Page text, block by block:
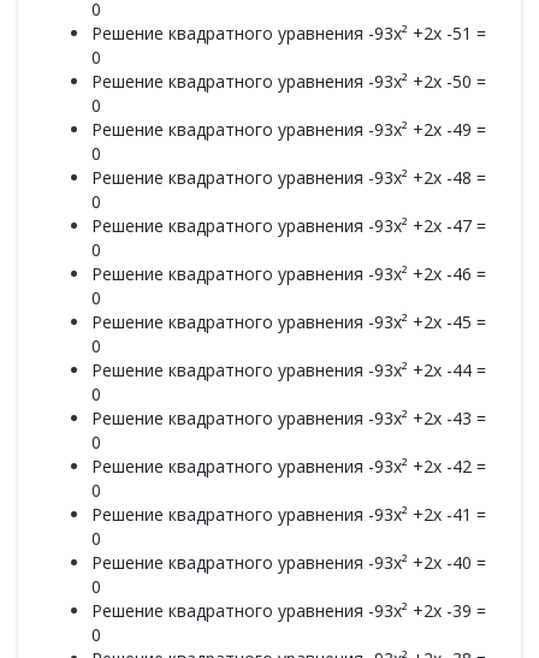
0
Решение квадратного уравнения -93x² +2x -51 =
0
Решение квадратного уравнения -93x² +2x -50 =
0
Решение квадратного уравнения -93x² +2x -49 =
0
Решение квадратного уравнения -93x² +2x -48 =
0
Решение квадратного уравнения -93x² +2x -47 =
0
Решение квадратного уравнения -93x² +2x -46 =
0
Решение квадратного уравнения -93x² +2x -45 =
0
Решение квадратного уравнения -93x² +2x -44 =
0
Решение квадратного уравнения -93x² +2x -43 =
0
Решение квадратного уравнения -93x² +2x -42 =
0
Решение квадратного уравнения -93x² +2x -41 =
0
Решение квадратного уравнения -93x² +2x -40 =
0
Решение квадратного уравнения -93x² +2x -39 =
0